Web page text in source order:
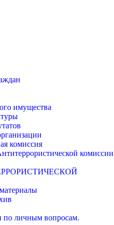
имущества
комиссия
комиссии
по личным вопросам.